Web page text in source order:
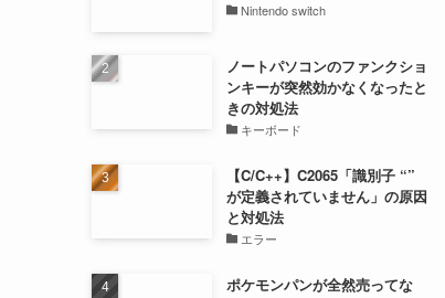
Nintendo switch
ノートパソコンのファンクショ
ンキーが突然効かなくなったと
きの対処法
キーボード
【C/C++】C2065「識別子 “”
が定義されていません」の原因
と対処法
エラー
ポケモンパンが全然売ってな